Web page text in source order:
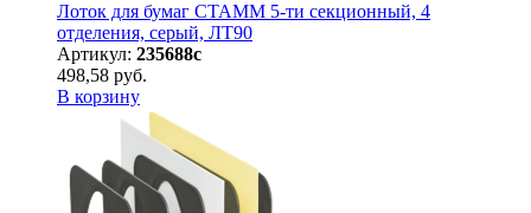
Лоток для бумаг СТАММ 5-ти секционный, 4
отделения, серый, ЛТ90
Артикул: 235688с
498,58 руб.
В корзину